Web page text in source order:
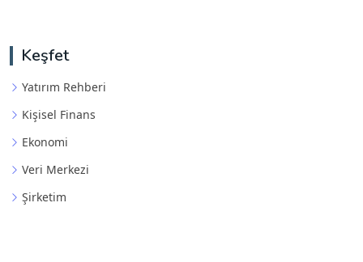
Keşfet
Yatırım Rehberi
Kişisel Finans
Ekonomi
Veri Merkezi
Şirketim